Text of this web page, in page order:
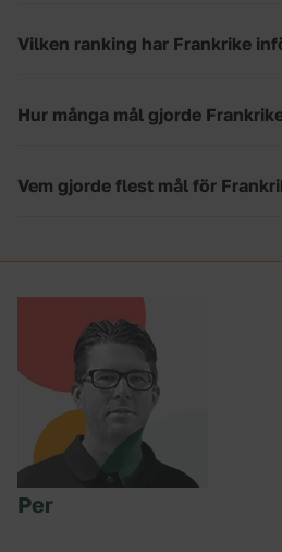
Vilken ranking har Frankrike
världsranking.
Hur många mål gjorde
Vem gjorde flest mål för
vardera.
Per